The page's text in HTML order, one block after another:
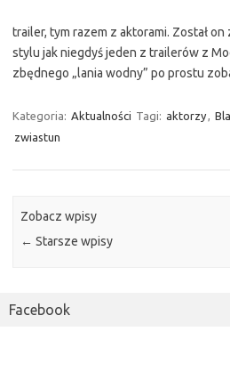
trailer, tym razem z aktorami. Został
stylu jak niegdyś jeden z trailerów z
zbędnego „lania wodny” po prostu
Kategoria: Aktualności Tagi: aktorzy
zwiastun
Zobacz wpisy
← Starsze wpisy
Facebook